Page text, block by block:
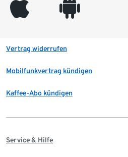
appleinc android
Vertrag widerrufen
Mobilfunkvertrag kündigen
Kaffee-Abo kündigen
Service & Hilfe